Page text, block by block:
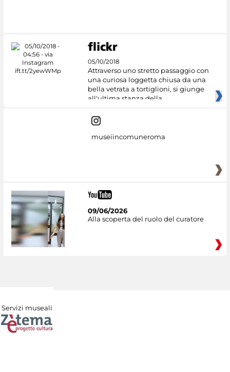
05/10/2018
Attraverso uno stretto passaggio con
una curiosa loggetta chiusa da una
bella vetrata a tortiglioni, si giunge
all'ultima stanza della
museiincomuneroma
09/06/2026
Alla scoperta del ruolo del curatore
Servizi museali